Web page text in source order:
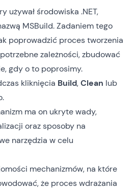
używał środowiska .NET,
MSBuild. Zadaniem tego
poprowadzić proces tworzenia
zależności, zbudować
gdy o to poprosimy.
kliknięcia Build,Clean lub
ma on ukryte wady,
oraz sposoby na
narzędzia w celu
mechanizmów, na które
że proces wdrażania